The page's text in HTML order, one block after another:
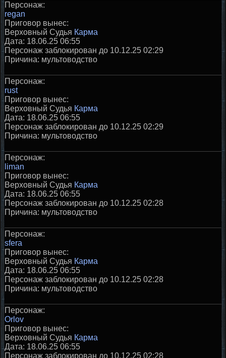
Персонаж:
regan
Приговор вынес:
Верховный Судья Карма
Дата: 18.06.25 06:55
Персонаж заблокирован до 10.12.25 02:29
Причина: мультоводство
Персонаж:
rust
Приговор вынес:
Верховный Судья Карма
Дата: 18.06.25 06:55
Персонаж заблокирован до 10.12.25 02:29
Причина: мультоводство
Персонаж:
liman
Приговор вынес:
Верховный Судья Карма
Дата: 18.06.25 06:55
Персонаж заблокирован до 10.12.25 02:28
Причина: мультоводство
Персонаж:
sfera
Приговор вынес:
Верховный Судья Карма
Дата: 18.06.25 06:55
Персонаж заблокирован до 10.12.25 02:28
Причина: мультоводство
Персонаж:
Orlov
Приговор вынес:
Верховный Судья Карма
Дата: 18.06.25 06:55
Персонаж заблокирован до 10.12.25 02:28